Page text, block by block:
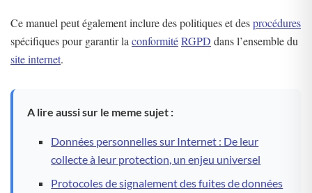
Ce manuel peut également inclure des politiques et desprocédures
spécifiques pour garantir la conformitéRGPD dans l’ensemble du
site internet.
A lire aussi sur le meme sujet :
Données personnelles sur Internet : De leur
collecte à leur protection, un enjeu universel
Protocoles de signalement des fuites de données